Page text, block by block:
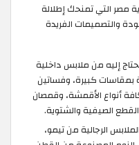
مصر التي تمنحك إطلالة
والتصميمات الفريدة
إليه من ملابس داخلية
بمقاسات كبيرة، وفساتين
أنواع الأقمشة، وقمصان
الصيفية والشتوية.
الرجالية من تيمو،